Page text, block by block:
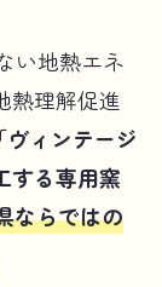
い地熱エネ
熱理解促進
「ヴィンテージ
する専用窯
ならではの